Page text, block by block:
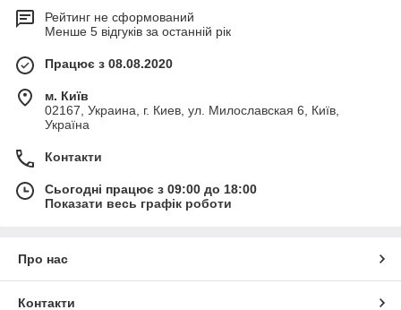
Рейтинг не сформований
Менше 5 відгуків за останній рік
Працює з 08.08.2020
м. Київ
02167, Украина, г. Киев, ул. Милославская 6, Київ,
Україна
Контакти
Сьогодні працює з 09:00 до 18:00
Показати весь графік роботи
Про нас
Контакти